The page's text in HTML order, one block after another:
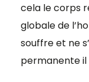
cela le corps
globale de
souffre et ne
permanente